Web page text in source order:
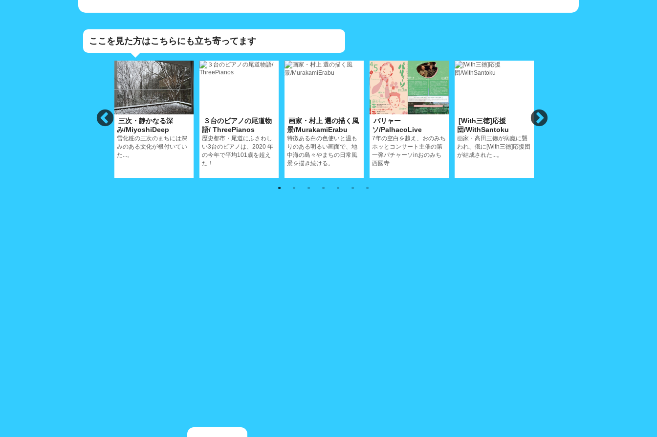
ここを見た方はこちらにも立ち寄ってます
西郷寺/SaigojiTemple
三次・静かなる深
み/MiyoshiDeep
雪化粧の三次のまちには深
みのある文化が根付いてい
た...。
３台のピアノの尾道物
語/ ThreePianos
歴史都市・尾道にふさわし
い3台のピアノは、2020 年
の今年で平均101歳を超え
た！
画家・村上 選の描く風
景/MurakamiErabu
特徴ある白の色使いと温も
りのある明るい画面で、地
中海の島々やまちの日常風
景を描き続ける。
パリャー
ソ/PalhacoLive
7年の空白を越え、おのみち
ホッとコンサート主催の第
一弾パチャーソinおのみち
西國寺
[With三徳]応援
団/WithSantoku
画家・高田三徳が病魔に襲
われ、俄に[With三徳]応援団
が結成された...。
イリーナメジューエワ